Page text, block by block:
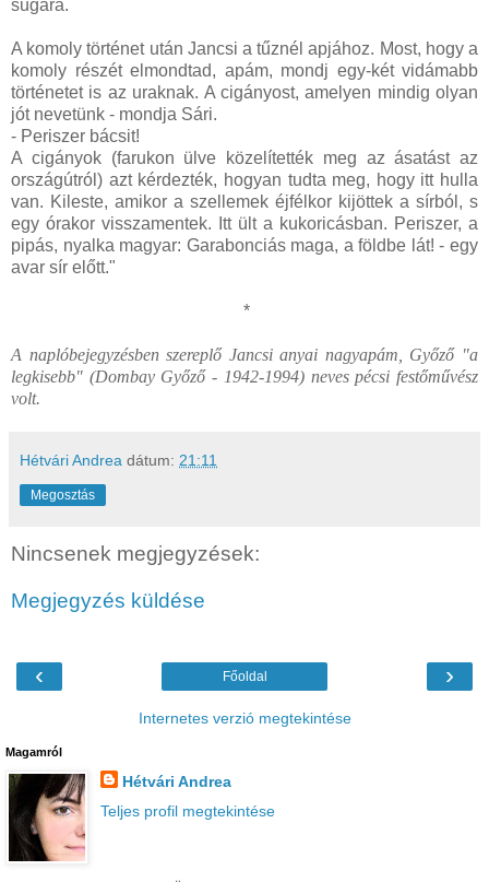
sugara.
A komoly történet után Jancsi a tűznél apjához. Most, hogy a
komoly részét elmondtad, apám, mondj egy-két vidámabb
történetet is az uraknak. A cigányost, amelyen mindig olyan
jót nevetünk - mondja Sári.
- Periszer bácsit!
A cigányok (farukon ülve közelítették meg az ásatást az
országútról) azt kérdezték, hogyan tudta meg, hogy itt hulla
van. Kileste, amikor a szellemek éjfélkor kijöttek a sírból, s
egy órakor visszamentek. Itt ült a kukoricásban. Periszer, a
pipás, nyalka magyar: Garabonciás maga, a földbe lát! - egy
avar sír előtt."
*
A naplóbejegyzésben szereplő Jancsi anyai nagyapám, Győző "a
legkisebb" (Dombay Győző - 1942-1994) neves pécsi festőművész
volt.
Hétvári Andrea dátum: 21:11
Megosztás
Nincsenek megjegyzések:
Megjegyzés küldése
‹ ›
Főoldal
Internetes verzió megtekintése
Magamról
Hétvári Andrea
Teljes profil megtekintése